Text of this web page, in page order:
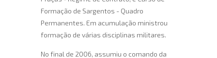
Formação de Sargentos - Quadro
Permanentes. Em acumulação ministrou
formação de várias disciplinas militares.
No final de 2006, assumiu o comando da